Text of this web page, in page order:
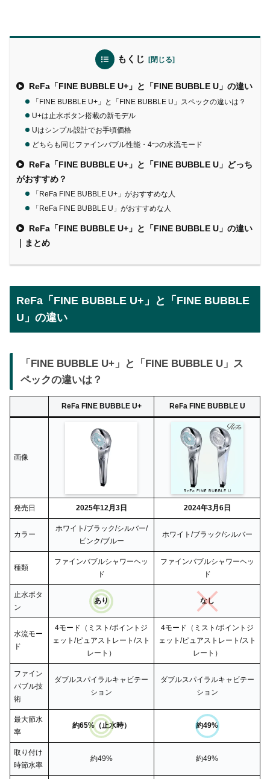
もくじ
ReFa「FINE BUBBLE U+」と「FINE BUBBLE U」の違い
「FINE BUBBLE U+」と「FINE BUBBLE U」スペックの違いは？
U+は止水ボタン搭載の新モデル
Uはシンプル設計でお手頃価格
どちらも同じファインバブル性能・4つの水流モード
ReFa「FINE BUBBLE U+」と「FINE BUBBLE U」どっち
がおすすめ？
「ReFa FINE BUBBLE U+」がおすすめな人
「ReFa FINE BUBBLE U」がおすすめな人
ReFa「FINE BUBBLE U+」と「FINE BUBBLE U」の違い
｜まとめ
ReFa「FINE BUBBLE U+」と「FINE BUBBLE
U」の違い
「FINE BUBBLE U+」と「FINE BUBBLE U」ス
ペックの違いは？
ReFa FINE BUBBLE U+ ReFa FINE BUBBLE U
画像
発売日 2025年12月3日 2024年3月6日
カラー
ホワイト/ブラック/シルバー/
ピンク/ブルー
ホワイト/ブラック/シルバー
種類
ファインバブルシャワーヘッ
ド
ファインバブルシャワーヘッ
ド
止水ボタ
ン
あり なし
水流モー
ド
4モード（ミスト/ポイントジ
ェット/ピュアストレート/スト
レート）
4モード（ミスト/ポイントジ
ェット/ピュアストレート/スト
レート）
ファイン
バブル技
術
ダブルスパイラルキャビテー
ション
ダブルスパイラルキャビテー
ション
最大節水
率
約65%（止水時） 約49%
取り付け
時節水率
約49% 約49%